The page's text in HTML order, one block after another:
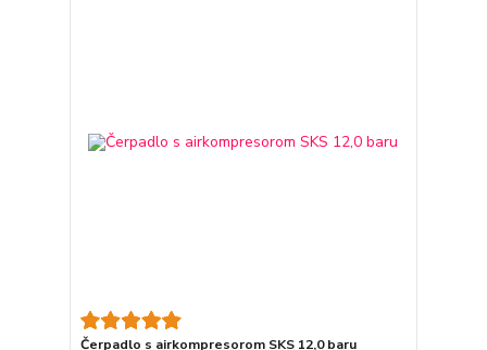
Čerpadlo s airkompresorom SKS 12,0 baru